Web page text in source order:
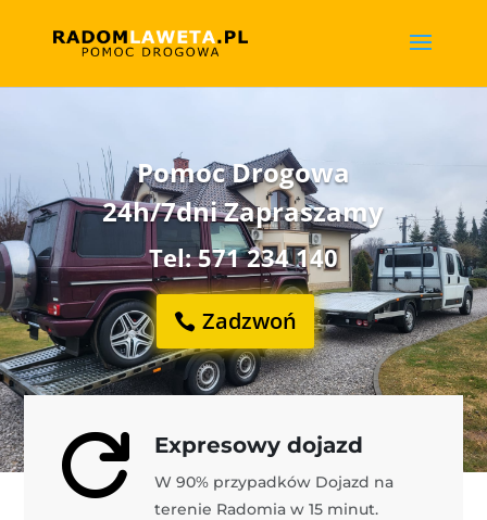
Pomoc Drogowa
24h/7dni Zapraszamy
Tel: 571 234 140
Zadzwoń
 Expresowy dojazd
W 90% przypadków Dojazd na
terenie Radomia w 15 minut.